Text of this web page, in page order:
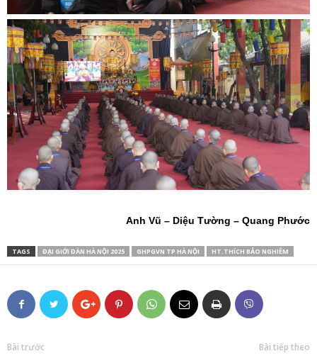
Anh Vũ – Diệu Tường – Quang Phước
TAGS ĐẠI GIỚI ĐÀN HÀ NỘI 2025 GHPGVN TP HÀ NỘI HT.THÍCH BẢO NGHIÊM
Bài trước Bài tiếp theo